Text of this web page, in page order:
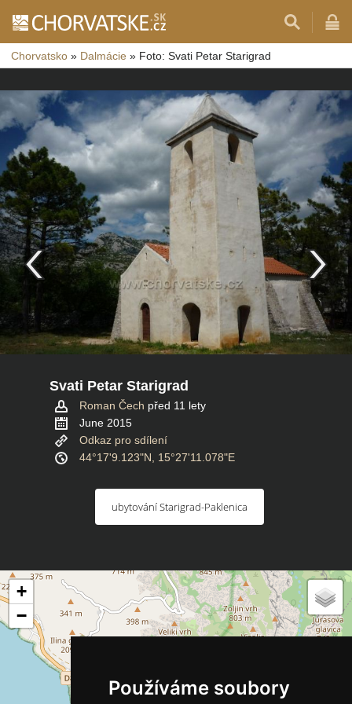
Používáme soubory
Chorvatsko » Dalmácie » Foto: Svati Petar Starigrad
Svati Petar Starigrad
Roman Čech před 11 lety
June 2015
Odkaz pro sdílení
44°17'9.123"N, 15°27'11.078"E
ubytování Starigrad-Paklenica
+
−